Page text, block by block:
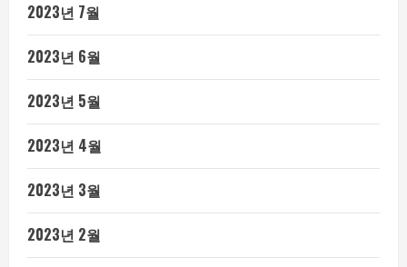
2023년 7월
2023년 6월
2023년 5월
2023년 4월
2023년 3월
2023년 2월